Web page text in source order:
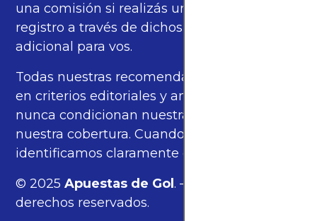
una comisión si realizás una compra o
registro a través de dichos enlaces, sin costo
adicional para vos.
Todas nuestras recomendaciones se basan
en criterios editoriales y análisis propios, y
nunca condicionan nuestras opiniones ni
nuestra cobertura. Cuando corresponde,
identificamos claramente estos enlaces.
© 2025Apuestas de Gol. — Todos los
derechos reservados.